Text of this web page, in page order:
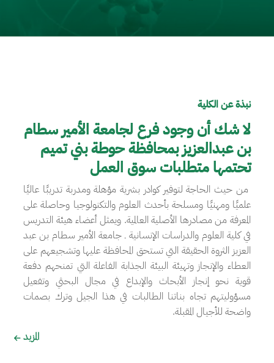
نبذة عن الكلية
لا شك أن وجود فرع لجامعة الأمير سطام
بن عبدالعزيز بمحافظة حوطة بني تميم
تحتمها متطلبات سوق العمل
من حيث الحاجة لتوفير كوادر بشرية مؤهلة ومدربة تدريبًا عاليًا
علميًا ومهنيًا ومسلحة بأحدث العلوم والتكنولوجيا وحاصلة على
المعرفة من مصادرها الأصلية العالمية. ويمثل أعضاء هيئة التدريس
في كلية العلوم والدراسات الإنسانية ـ جامعة الأمير سطام بن عبد
العزيز الثروة الحقيقة التي تستحق المحافظة عليها وتشجيعهم على
العطاء والإنجاز وتهيئة البيئة الجذابة الفاعلة التي تمنحهم دفعة
قوية نحو إنجاز الأبحاث والإبداع في مجال البحثي وتفعيل
مسؤوليتهم تجاه بناتنا الطالبات في هذا الجيل وترك بصمات
واضحة للأجيال المقبلة.
المزيد